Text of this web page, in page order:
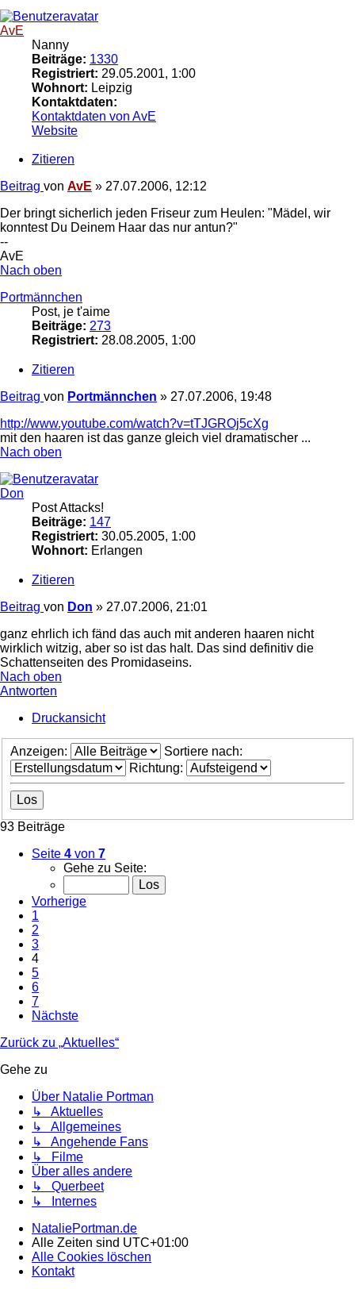
AvE
Nanny
Beiträge: 1330
Registriert: 29.05.2001, 1:00
Wohnort: Leipzig
Kontaktdaten:
Kontaktdaten von AvE
Website
Zitieren
Beitrag von AvE » 27.07.2006, 12:12
Der bringt sicherlich jeden Friseur zum Heulen: "Mädel, wir
konntest Du Deinem Haar das nur antun?"
--
AvE
Nach oben
Portmännchen
Post, je t'aime
Beiträge: 273
Registriert: 28.08.2005, 1:00
Zitieren
Beitrag von Portmännchen » 27.07.2006, 19:48
http://www.youtube.com/watch?v=tTJGROj5cXg
mit den haaren ist das ganze gleich viel dramatischer ...
Nach oben
Don
Post Attacks!
Beiträge: 147
Registriert: 30.05.2005, 1:00
Wohnort: Erlangen
Zitieren
Beitrag von Don » 27.07.2006, 21:01
ganz ehrlich ich fänd das auch mit anderen haaren nicht
wirklich witzig, aber so ist das halt. Das sind definitiv die
Schattenseiten des Promidaseins.
Nach oben
Antworten
Druckansicht
Anzeigen:
Sortiere nach:
Richtung:
93 Beiträge
Seite 4 von 7
Gehe zu Seite:
Vorherige
1
2
3
4
5
6
7
Nächste
Zurück zu „Aktuelles“
Gehe zu
Über Natalie Portman
↳ Aktuelles
↳ Allgemeines
↳ Angehende Fans
↳ Filme
Über alles andere
↳ Querbeet
↳ Internes
NataliePortman.de
Alle Zeiten sind UTC+01:00
Alle Cookies löschen
Kontakt